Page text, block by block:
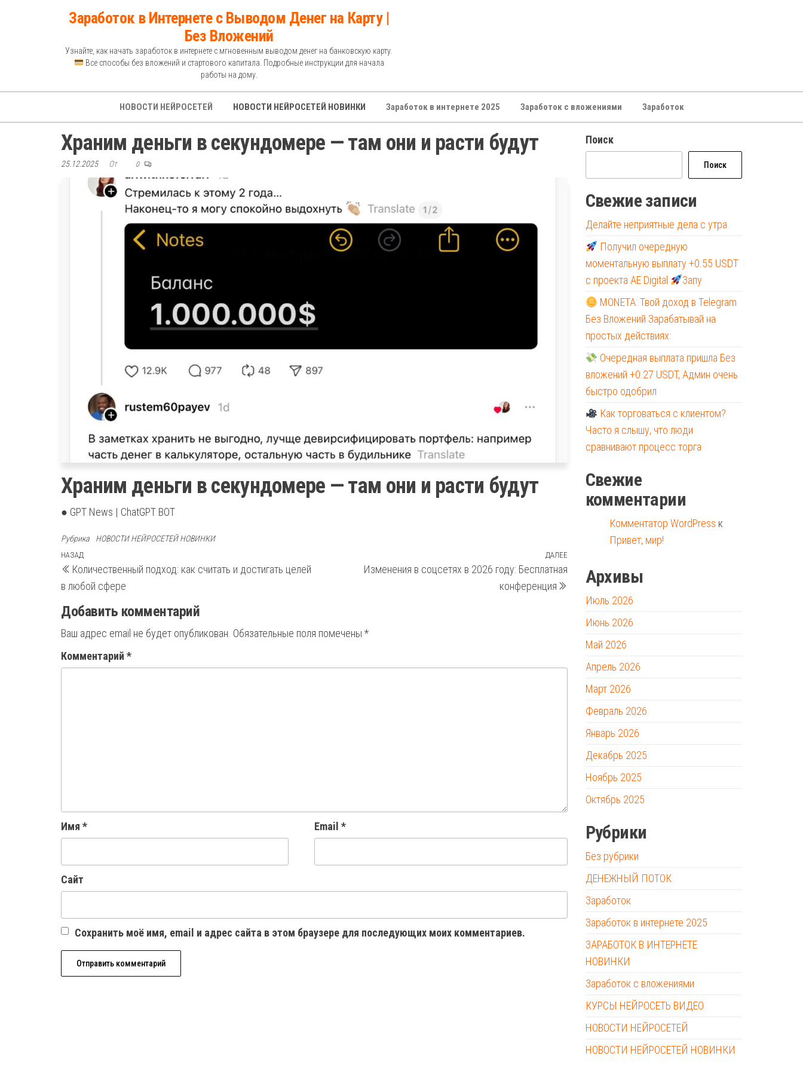
Заработок в Интернете с Выводом Денег на Карту |
Без Вложений
Узнайте, как начать заработок в интернете с мгновенным выводом денег на банковскую карту.
Все способы без вложений и стартового капитала. Подробные инструкции для начала
работы на дому.
НОВОСТИ НЕЙРОСЕТЕЙ НОВОСТИ НЕЙРОСЕТЕЙ НОВИНКИ Заработок в интернете 2025 Заработок с вложениями Заработок
Храним деньги в секундомере — там они и расти будут
25.12.2025 От 0
Храним деньги в секундомере — там они и расти будут
● GPT News | ChatGPT BOT
Рубрика НОВОСТИ НЕЙРОСЕТЕЙ НОВИНКИ
Навигация
по
записям
Предыдущая
запись
НАЗАД
Количественный подход: как считать и достигать целей
в любой сфере
Следующая
запись
ДАЛЕЕ
Изменения в соцсетях в 2026 году: Бесплатная
конференция
Добавить комментарий
Ваш адрес email не будет опубликован. Обязательные поля помечены *
Комментарий *
Имя * Email *
Сайт
Сохранить моё имя, email и адрес сайта в этом браузере для последующих моих комментариев.
Поиск
Поиск
Свежие записи
Делайте неприятные дела с утра.
Получил очередную
моментальную выплату +0.55 USDT
с проекта AE Digital
Запу
MONETA: Твой доход в Telegram
Без Вложений Зарабатывай на
простых действиях:
Очередная выплата пришла Без
вложений +0.27 USDT, Админ очень
быстро одобрил
Как торговаться с клиентом?
Часто я слышу, что люди
сравнивают процесс торга
Свежие
комментарии
Комментатор WordPress к
Привет, мир!
Архивы
Июль 2026
Июнь 2026
Май 2026
Апрель 2026
Март 2026
Февраль 2026
Январь 2026
Декабрь 2025
Ноябрь 2025
Октябрь 2025
Рубрики
Без рубрики
ДЕНЕЖНЫЙ ПОТОК
Заработок
Заработок в интернете 2025
ЗАРАБОТОК В ИНТЕРНЕТЕ
НОВИНКИ
Заработок с вложениями
КУРСЫ НЕЙРОСЕТЬ ВИДЕО
НОВОСТИ НЕЙРОСЕТЕЙ
НОВОСТИ НЕЙРОСЕТЕЙ НОВИНКИ